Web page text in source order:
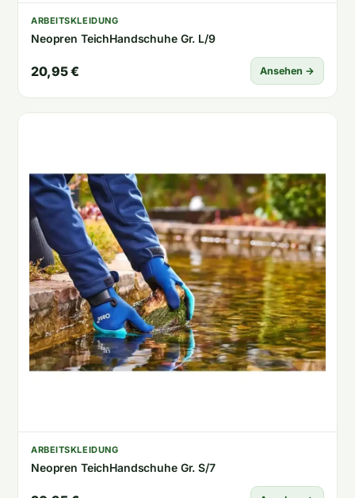
ARBEITSKLEIDUNG
Neopren TeichHandschuhe Gr. L/9
20,95 € Ansehen →
ARBEITSKLEIDUNG
Neopren TeichHandschuhe Gr. S/7